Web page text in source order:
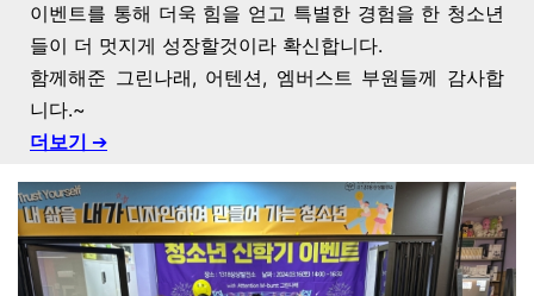
이벤트를 통해 더욱 힘을 얻고 특별한 경험을 한 청소년
들이 더 멋지게 성장할것이라 확신합니다.
함께해준 그린나래, 어텐션, 엠버스트 부원들께 감사합
니다.~
더보기 ➔